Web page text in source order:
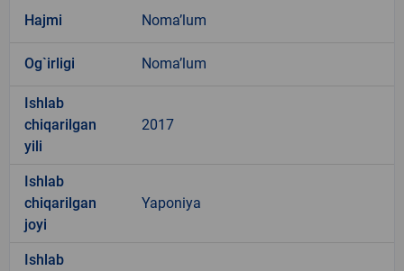
Hajmi Noma’lum
Og`irligi Noma’lum
Ishlab
chiqarilgan
yili
2017
Ishlab
chiqarilgan
joyi
Yaponiya
Ishlab